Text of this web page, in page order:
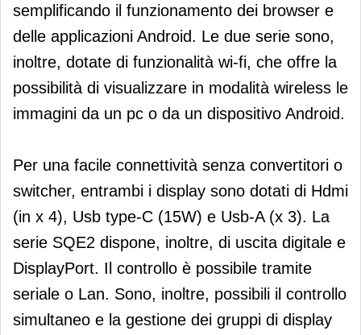
semplificando il funzionamento dei browser e
delle applicazioni Android. Le due serie sono,
inoltre, dotate di funzionalità wi-fi, che offre la
possibilità di visualizzare in modalità wireless le
immagini da un pc o da un dispositivo Android.
Per una facile connettività senza convertitori o
switcher, entrambi i display sono dotati di Hdmi
(in x 4), Usb type-C (15W) e Usb-A (x 3). La
serie SQE2 dispone, inoltre, di uscita digitale e
DisplayPort. Il controllo è possibile tramite
seriale o Lan. Sono, inoltre, possibili il controllo
simultaneo e la gestione dei gruppi di display